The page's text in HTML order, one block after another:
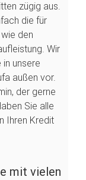
zügig aus.
die für
den
Wir
unsere
außen vor.
der gerne
Sie alle
Ihren Kredit
mit vielen